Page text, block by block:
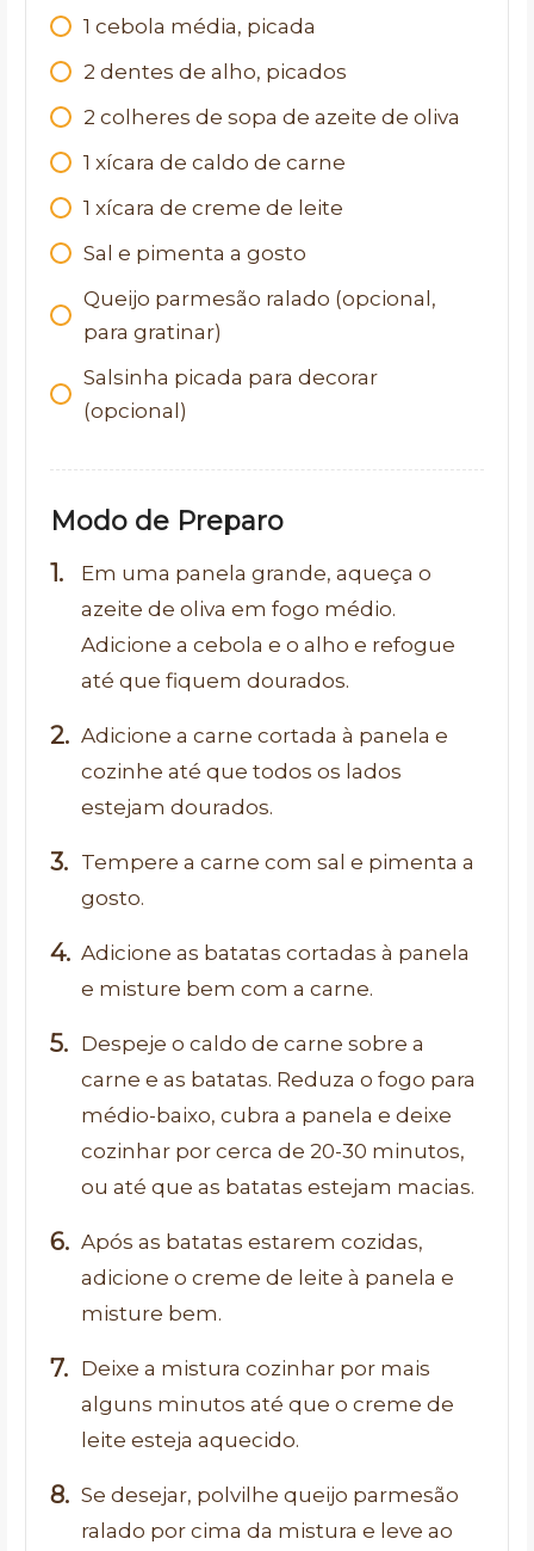
1 cebola média, picada
2 dentes de alho, picados
2 colheres de sopa de azeite de oliva
1 xícara de caldo de carne
1 xícara de creme de leite
Sal e pimenta a gosto
Queijo parmesão ralado (opcional,
para gratinar)
Salsinha picada para decorar
(opcional)
Modo de Preparo
Em uma panela grande, aqueça o
azeite de oliva em fogo médio.
Adicione a cebola e o alho e refogue
até que fiquem dourados.
Adicione a carne cortada à panela e
cozinhe até que todos os lados
estejam dourados.
Tempere a carne com sal e pimenta a
gosto.
Adicione as batatas cortadas à panela
e misture bem com a carne.
Despeje o caldo de carne sobre a
carne e as batatas. Reduza o fogo para
médio-baixo, cubra a panela e deixe
cozinhar por cerca de 20-30 minutos,
ou até que as batatas estejam macias.
Após as batatas estarem cozidas,
adicione o creme de leite à panela e
misture bem.
Deixe a mistura cozinhar por mais
alguns minutos até que o creme de
leite esteja aquecido.
Se desejar, polvilhe queijo parmesão
ralado por cima da mistura e leve ao